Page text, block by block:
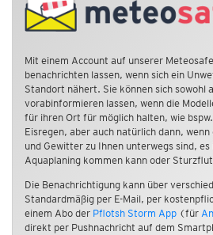
Mit einem Account auf unserer
benachrichten lassen, wenn sich ein
Standort nähert. Sie können sich sowohl
vorabinformieren lassen, wenn die
für ihren Ort für möglich halten, wie
Eisregen, aber auch natürlich dann,
und Gewitter zu Ihnen unterwegs sind,
Aquaplaning kommen kann oder
Die Benachrichtigung kann über
Standardmäßig per E-Mail, per
einem Abo der Pflotsh Storm App (für
direkt per Pushnachricht auf dem